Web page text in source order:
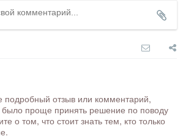
подробный отзыв или комментарий,
проще принять решение по поводу
о том, что стоит знать тем, кто только